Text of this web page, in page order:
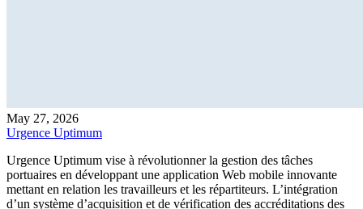
May 27, 2026
Urgence Uptimum
Urgence Uptimum vise à révolutionner la gestion des tâches
portuaires en développant une application Web mobile innovante
mettant en relation les travailleurs et les répartiteurs. L’intégration
d’un système d’acquisition et de vérification des accréditations des